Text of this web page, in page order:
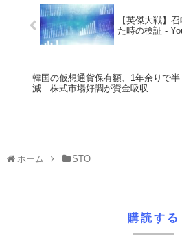
【英傑大戦】
た時の検証 -
韓国の仮想通貨保有額、1年余りで半
減 株式市場好調が資金吸収
ホーム STO
購読する